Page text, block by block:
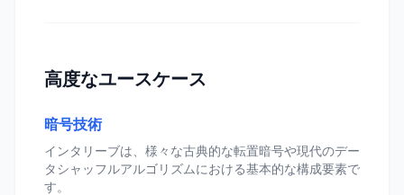
高度なユースケース
暗号技術
インタリーブは、様々な古典的な転置暗号や現代のデー
タシャッフルアルゴリズムにおける基本的な構成要素で
す。